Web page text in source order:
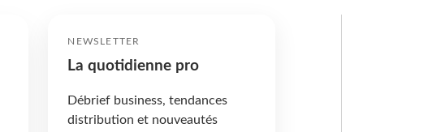
NEWSLETTER
La quotidienne pro
Débrief business, tendances
distribution et nouveautés